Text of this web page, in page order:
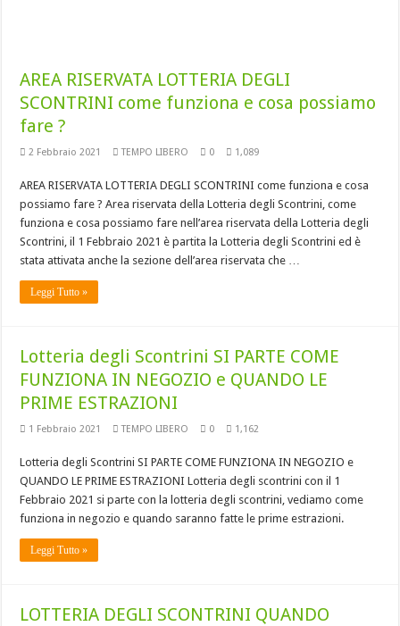
AREA RISERVATA LOTTERIA DEGLI
SCONTRINI come funziona e cosa possiamo
fare ?
2 Febbraio 2021 TEMPO LIBERO 0 1,089
AREA RISERVATA LOTTERIA DEGLI SCONTRINI come funziona e cosa
possiamo fare ? Area riservata della Lotteria degli Scontrini, come
funziona e cosa possiamo fare nell’area riservata della Lotteria degli
Scontrini, il 1 Febbraio 2021 è partita la Lotteria degli Scontrini ed è
stata attivata anche la sezione dell’area riservata che …
Leggi Tutto »
Lotteria degli Scontrini SI PARTE COME
FUNZIONA IN NEGOZIO e QUANDO LE
PRIME ESTRAZIONI
1 Febbraio 2021 TEMPO LIBERO 0 1,162
Lotteria degli Scontrini SI PARTE COME FUNZIONA IN NEGOZIO e
QUANDO LE PRIME ESTRAZIONI Lotteria degli scontrini con il 1
Febbraio 2021 si parte con la lotteria degli scontrini, vediamo come
funziona in negozio e quando saranno fatte le prime estrazioni.
Leggi Tutto »
LOTTERIA DEGLI SCONTRINI QUANDO